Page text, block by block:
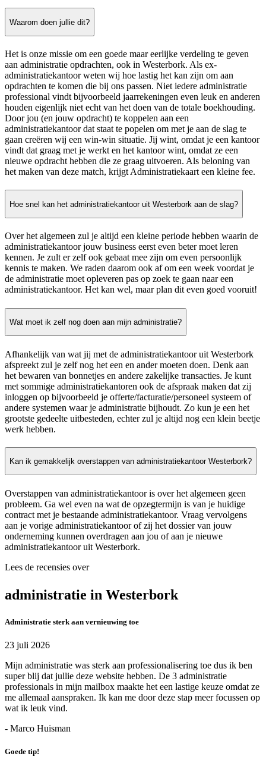
Waarom doen jullie dit?
Het is onze missie om een goede maar eerlijke verdeling te geven
aan administratie opdrachten, ook in Westerbork. Als ex-
administratiekantoor weten wij hoe lastig het kan zijn om aan
opdrachten te komen die bij ons passen. Niet iedere administratie
professional vindt bijvoorbeeld jaarrekeningen even leuk en anderen
houden eigenlijk niet echt van het doen van de totale boekhouding.
Door jou (en jouw opdracht) te koppelen aan een
administratiekantoor dat staat te popelen om met je aan de slag te
gaan creëren wij een win-win situatie. Jij wint, omdat je een kantoor
vindt dat graag met je werkt en het kantoor wint, omdat ze een
nieuwe opdracht hebben die ze graag uitvoeren. Als beloning van
het maken van deze match, krijgt Administratiekaart een kleine fee.
Hoe snel kan het administratiekantoor uit Westerbork aan de slag?
Over het algemeen zul je altijd een kleine periode hebben waarin de
administratiekantoor jouw business eerst even beter moet leren
kennen. Je zult er zelf ook gebaat mee zijn om even persoonlijk
kennis te maken. We raden daarom ook af om een week voordat je
de administratie moet opleveren pas op zoek te gaan naar een
administratiekantoor. Het kan wel, maar plan dit even goed vooruit!
Wat moet ik zelf nog doen aan mijn administratie?
Afhankelijk van wat jij met de administratiekantoor uit Westerbork
afspreekt zul je zelf nog het een en ander moeten doen. Denk aan
het bewaren van bonnetjes en andere zakelijke transacties. Je kunt
met sommige administratiekantoren ook de afspraak maken dat zij
inloggen op bijvoorbeeld je offerte/facturatie/personeel systeem of
andere systemen waar je administratie bijhoudt. Zo kun je een het
grootste gedeelte uitbesteden, echter zul je altijd nog een klein beetje
werk hebben.
Kan ik gemakkelijk overstappen van administratiekantoor Westerbork?
Overstappen van administratiekantoor is over het algemeen geen
probleem. Ga wel even na wat de opzegtermijn is van je huidige
contract met je bestaande administratiekantoor. Vraag vervolgens
aan je vorige administratiekantoor of zij het dossier van jouw
onderneming kunnen overdragen aan jou of aan je nieuwe
administratiekantoor uit Westerbork.
Lees de recensies over
administratie in Westerbork
Administratie sterk aan vernieuwing toe
23 juli 2026
Mijn administratie was sterk aan professionalisering toe dus ik ben
super blij dat jullie deze website hebben. De 3 administratie
professionals in mijn mailbox maakte het een lastige keuze omdat ze
me allemaal aanspraken. Ik kan me door deze stap meer focussen op
wat ik leuk vind.
- Marco Huisman
Goede tip!